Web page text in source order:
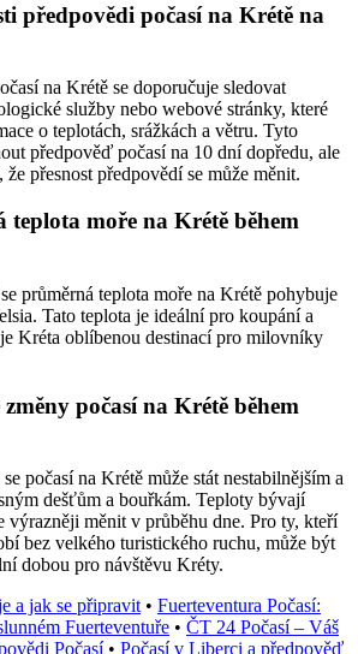
předpovědi počasí na Krétě na
na Krétě se doporučuje sledovat
služby nebo webové stránky, které
o teplotách, srážkách a větru. Tyto
předpověď počasí na 10 dní dopředu, ale
přesnost předpovědí se může měnit.
teplota moře na Krétě během
průměrná teplota moře na Krétě pohybuje
Tato teplota je ideální pro koupání a
Kréta oblíbenou destinací pro milovníky
počasí na Krétě během
počasí na Krétě může stát nestabilnějším a
dešťům a bouřkám. Teploty bývají
výrazněji měnit v průběhu dne. Pro ty, kteří
bez velkého turistického ruchu, může být
dobou pro návštěvu Kréty.
a jak se připravit • Fuerteventura Počasí:
Fuerteventuře • ČT 24 Počasí – Váš
Počasí• Počasí v Liberci a předpověď